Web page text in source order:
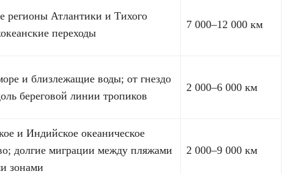
регионы Атлантики и Тихого
переходы
7 000–12 000 км
и близлежащие воды; от гнездо
береговой линии тропиков
2 000–6 000 км
и Индийское океаническое
долгие миграции между пляжами
зонами
2 000–9 000 км